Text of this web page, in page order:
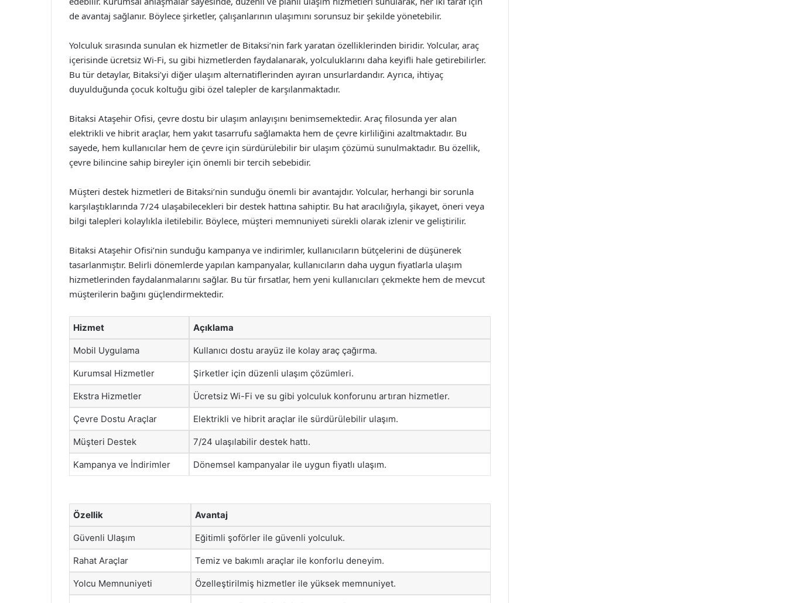
de avantaj sağlanır. Böylece şirketler, çalışanlarının ulaşımını sorunsuz bir şekilde yönetebilir.
Yolculuk sırasında sunulan ek hizmetler de Bitaksi’nin fark yaratan özelliklerinden biridir. Yolcular, araç
içerisinde ücretsiz Wi-Fi, su gibi hizmetlerden faydalanarak, yolculuklarını daha keyifli hale getirebilirler.
Bu tür detaylar, Bitaksi’yi diğer ulaşım alternatiflerinden ayıran unsurlardandır. Ayrıca, ihtiyaç
duyulduğunda çocuk koltuğu gibi özel talepler de karşılanmaktadır.
Bitaksi Ataşehir Ofisi, çevre dostu bir ulaşım anlayışını benimsemektedir. Araç filosunda yer alan
elektrikli ve hibrit araçlar, hem yakıt tasarrufu sağlamakta hem de çevre kirliliğini azaltmaktadır. Bu
sayede, hem kullanıcılar hem de çevre için sürdürülebilir bir ulaşım çözümü sunulmaktadır. Bu özellik,
çevre bilincine sahip bireyler için önemli bir tercih sebebidir.
Müşteri destek hizmetleri de Bitaksi’nin sunduğu önemli bir avantajdır. Yolcular, herhangi bir sorunla
karşılaştıklarında 7/24 ulaşabilecekleri bir destek hattına sahiptir. Bu hat aracılığıyla, şikayet, öneri veya
bilgi talepleri kolaylıkla iletilebilir. Böylece, müşteri memnuniyeti sürekli olarak izlenir ve geliştirilir.
Bitaksi Ataşehir Ofisi’nin sunduğu kampanya ve indirimler, kullanıcıların bütçelerini de düşünerek
tasarlanmıştır. Belirli dönemlerde yapılan kampanyalar, kullanıcıların daha uygun fiyatlarla ulaşım
hizmetlerinden faydalanmalarını sağlar. Bu tür fırsatlar, hem yeni kullanıcıları çekmekte hem de mevcut
müşterilerin bağını güçlendirmektedir.
Hizmet Açıklama
Mobil Uygulama Kullanıcı dostu arayüz ile kolay araç çağırma.
Kurumsal Hizmetler Şirketler için düzenli ulaşım çözümleri.
Ekstra Hizmetler Ücretsiz Wi-Fi ve su gibi yolculuk konforunu artıran hizmetler.
Çevre Dostu Araçlar Elektrikli ve hibrit araçlar ile sürdürülebilir ulaşım.
Müşteri Destek 7/24 ulaşılabilir destek hattı.
Kampanya ve İndirimler Dönemsel kampanyalar ile uygun fiyatlı ulaşım.
Özellik Avantaj
Güvenli Ulaşım Eğitimli şoförler ile güvenli yolculuk.
Rahat Araçlar Temiz ve bakımlı araçlar ile konforlu deneyim.
Yolcu Memnuniyeti Özelleştirilmiş hizmetler ile yüksek memnuniyet.